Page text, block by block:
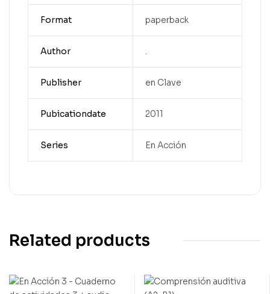
Format paperback
Author .
Publisher en Clave
Pubicationdate 2011
Series En Acción
Related products